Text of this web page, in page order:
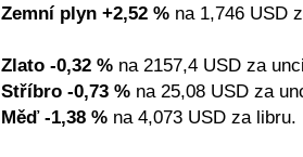
Zemní plyn +2,52 % na 1,746 USD
Zlato -0,32 % na 2157,4 USD za
Stříbro -0,73 % na 25,08 USD za
Měď -1,38 % na 4,073 USD za libru.